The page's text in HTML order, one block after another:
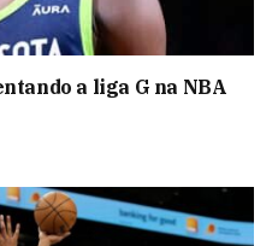
a liga G na NBA